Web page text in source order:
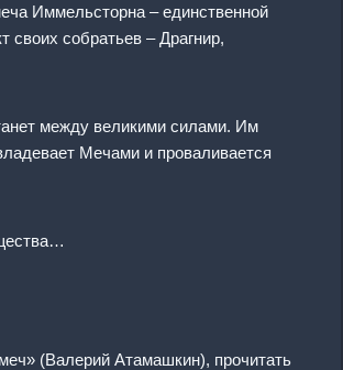
Иммельсторна – единственной
собратьев – Драгнир,
между великими силами. Им
Мечами и проваливается
(Валерий Атамашкин), прочитать